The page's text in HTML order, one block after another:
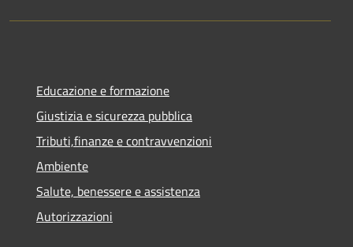
Educazione e formazione
Giustizia e sicurezza pubblica
Tributi,finanze e contravvenzioni
Ambiente
Salute, benessere e assistenza
Autorizzazioni